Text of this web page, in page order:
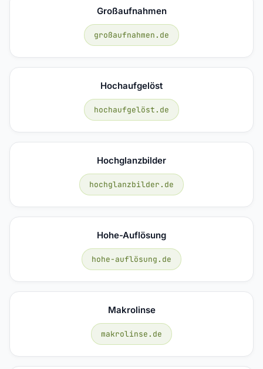
Großaufnahmen
großaufnahmen.de
Hochaufgelöst
hochaufgelöst.de
Hochglanzbilder
hochglanzbilder.de
Hohe-Auflösung
hohe-auflösung.de
Makrolinse
makrolinse.de